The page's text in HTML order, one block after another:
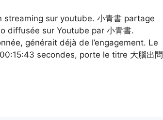
sur youtube. 小青書 partage
diffusée sur Youtube par 小青書.
générait déjà de l’engagement. Le
secondes, porte le titre 大腦出問